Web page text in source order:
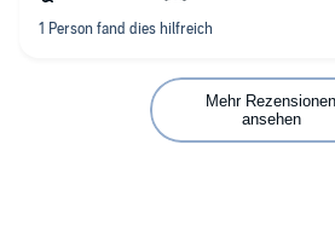
allen Dingen seine Be-too-nung , wird
wieder. Vielen Dank für diesen
Mehr Rezensionen
ansehen